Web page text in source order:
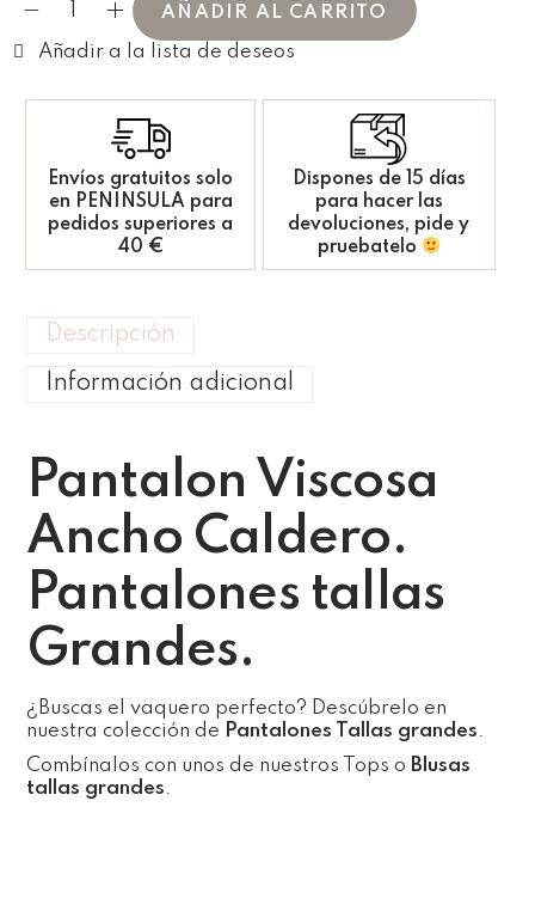
AÑADIR AL CARRITO
Envíos gratuitos solo
en PENINSULA para
pedidos superiores a
40 €
Dispones de 15 días
para hacer las
devoluciones, pide y
pruebatelo
Descripción
Información adicional
Pantalon Viscosa
Ancho Caldero.
Pantalones tallas
Grandes.
¿Buscas el vaquero perfecto? Descúbrelo en
nuestra colección de Pantalones Tallas grandes.
Combínalos con unos de nuestros Tops o Blusas
tallas grandes.